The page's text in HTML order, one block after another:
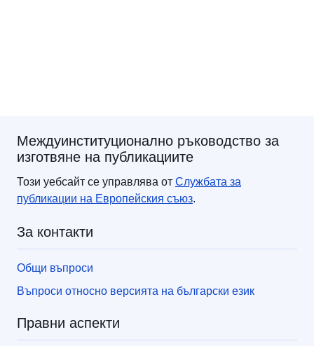
Междуинституционално ръководство за
изготвяне на публикациите
Този уебсайт се управлява от Службата за
публикации на Европейския съюз.
За контакти
Общи въпроси
Въпроси относно версията на български език
Правни аспекти